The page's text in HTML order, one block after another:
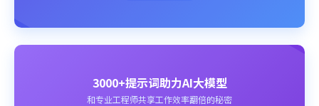
3000+提示词助力AI大模型
和专业工程师共享工作效率翻倍的秘密